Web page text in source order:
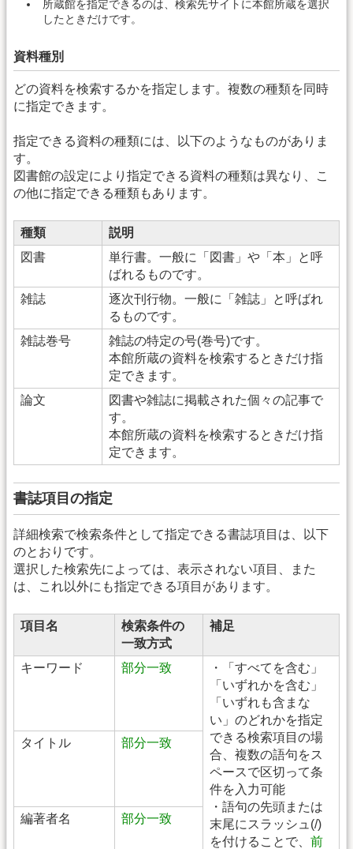
所蔵館を指定できるのは、検索先サイトに本館所蔵を選択
したときだけです。
資料種別
どの資料を検索するかを指定します。複数の種類を同時
に指定できます。
指定できる資料の種類には、以下のようなものがありま
す。
図書館の設定により指定できる資料の種類は異なり、こ
の他に指定できる種類もあります。
種類
説明
図書
単行書。一般に「図書」や「本」と呼
ばれるものです。
雑誌
逐次刊行物。一般に「雑誌」と呼ばれ
るものです。
雑誌巻号
雑誌の特定の号(巻号)です。
本館所蔵の資料を検索するときだけ指
定できます。
論文
図書や雑誌に掲載された個々の記事で
す。
本館所蔵の資料を検索するときだけ指
定できます。
書誌項目の指定
詳細検索で検索条件として指定できる書誌項目は、以下
のとおりです。
選択した検索先によっては、表示されない項目、また
は、これ以外にも指定できる項目があります。
項目名
検索条件の
一致方式
補足
キーワード 部分一致
・「すべてを含む」
「いずれかを含む」
「いずれも含まな
い」のどれかを指定
できる検索項目の場
合、複数の語句をス
ペースで区切って条
件を入力可能
・語句の先頭または
末尾にスラッシュ(/)
を付けることで、 前
タイトル 部分一致
編著者名 部分一致